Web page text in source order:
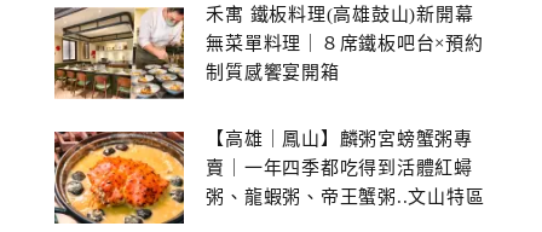
禾寓 鐵板料理(高雄鼓山)新開幕
無菜單料理｜８席鐵板吧台×預約
制質感饗宴開箱
【高雄｜鳳山】麟粥宮螃蟹粥專
賣｜一年四季都吃得到活體紅蟳
粥、龍蝦粥、帝王蟹粥..文山特區